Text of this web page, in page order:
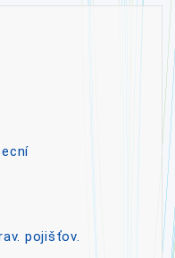
pojišťov.